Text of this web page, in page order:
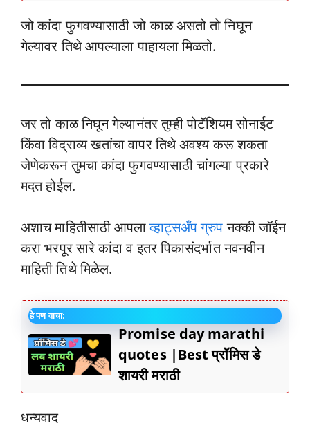
जो कांदा फुगवण्यासाठी जो काळ असतो तो निघून
गेल्यावर तिथे आपल्याला पाहायला मिळतो.
जर तो काळ निघून गेल्यानंतर तुम्ही पोटॅशियम सोनाईट
किंवा विद्राव्य खतांचा वापर तिथे अवश्य करू शकता
जेणेकरून तुमचा कांदा फुगवण्यासाठी चांगल्या प्रकारे
मदत होईल.
अशाच माहितीसाठी आपलाव्हाट्सअँप ग्रुपनक्की जॉईन
करा भरपूर सारे कांदा व इतर पिकासंदर्भात नवनवीन
माहिती तिथे मिळेल.
हे पण वाचा:
Promise day marathi
quotes |Best प्रॉमिस डे
शायरी मराठी
धन्यवाद